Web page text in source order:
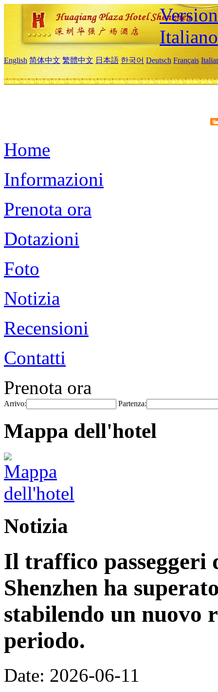
Italiano
English 简体中文 繁體中文 日本語 한국어 Deutsch Français
Home
Informazioni
Prenota ora
Dotazioni
Foto
Notizia
Recensioni
Contatti
Prenota ora
Arrivo: Partenza:
Mappa dell'hotel
Notizia
Il traffico passeggeri
Shenzhen ha
stabilendo un nuovo
periodo.
Date: 2026-06-11